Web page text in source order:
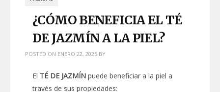
¿CÓMO BENEFICIA EL TÉ
DE JAZMÍN A LA PIEL?
POSTED ON ENERO 22, 2025 BY
El TÉ DE JAZMÍN puede beneficiar a la piel a
través de sus propiedades: